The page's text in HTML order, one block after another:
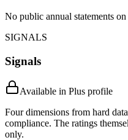
No public annual statements
SIGNALS
Signals
Available in Plus profile
Four dimensions from hard
compliance. The ratings
only.